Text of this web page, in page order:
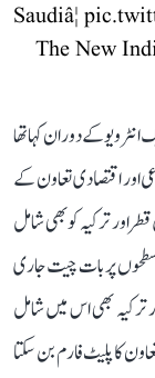
Saudiâ¦
کے دوران کہا تھا
اور اقتصادی تعاون کے
اور ترکیہ کو بھی شامل
سطحوں پر بات چیت جاری
بھی اس میں شامل
کا پلیٹ فارم بن سکتا